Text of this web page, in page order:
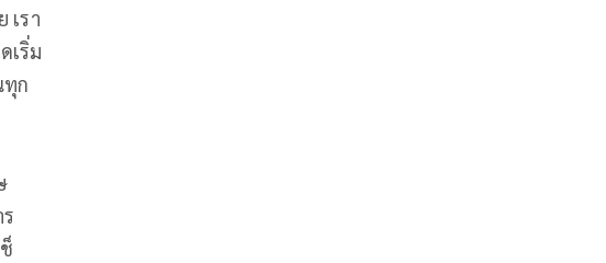
เรา
เริ่ม
ทุก